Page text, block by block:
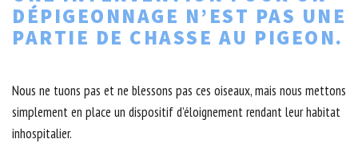
DÉPIGEONNAGE N’EST PAS UNE
PARTIE DE CHASSE AU PIGEON.
Nous ne tuons pas et ne blessons pas ces oiseaux, mais nous mettons
simplement en place un dispositif d’éloignement rendant leur habitat
inhospitalier.